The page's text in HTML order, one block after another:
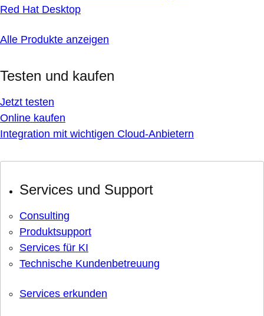
Red Hat Desktop
Alle Produkte anzeigen
Testen und kaufen
Jetzt testen
Online kaufen
Integration mit wichtigen Cloud-Anbietern
Services und Support
Consulting
Produktsupport
Services für KI
Technische Kundenbetreuung
Services erkunden